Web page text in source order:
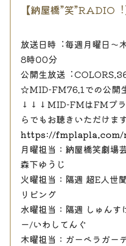
【納屋橋”笑”RADIO︕
放送⽇時︓毎週⽉曜⽇〜
8時00分
公開⽣放送
☆MID-FM76.1での公開
↓↓↓MID-FMはFMプラ
らでもお聴きいただけ
https://fmplapla.com/
月曜担当：納屋橋笑劇場
森下ゆうじ
火曜担当：隔週 超E人世
リビング
水曜担当：隔週 しゅん
ー/いわしてんぐ
木曜担当：ガーベラガー